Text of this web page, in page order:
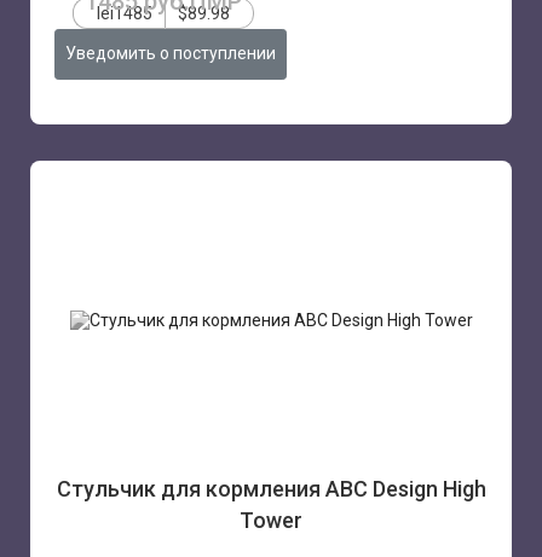
lei1485 $89.98
Уведомить о поступлении
Стульчик для кормления ABC Design High
Tower